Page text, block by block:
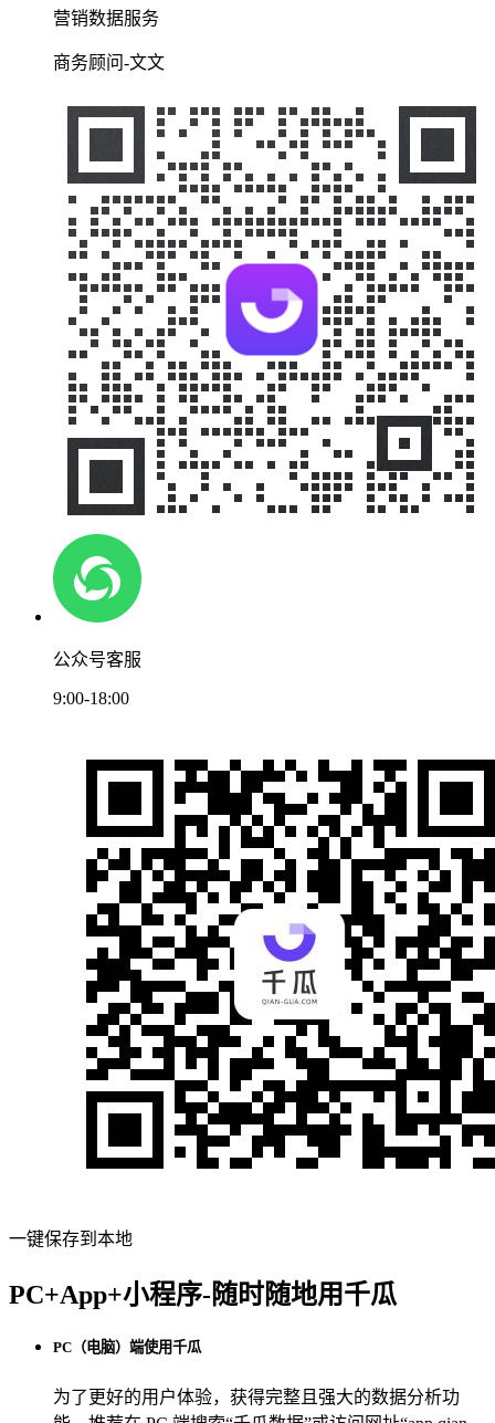
营销数据服务
商务顾问-文文
公众号客服
9:00-18:00
一键保存到本地
PC+App+小程序-随时随地用千瓜
PC（电脑）端使用千瓜
为了更好的用户体验，获得完整且强大的数据分析功